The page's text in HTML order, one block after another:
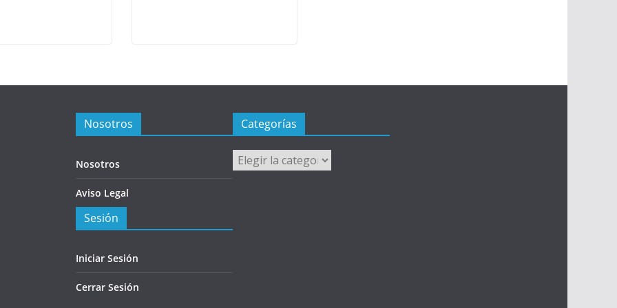
Nosotros
Nosotros
Aviso Legal
Sesión
Iniciar Sesión
Cerrar Sesión
Categorías
Categorías